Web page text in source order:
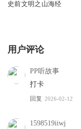
史前文明之山海经
用户评论
PP听故事
打卡
回复 2026-02-12
1598519iiwj